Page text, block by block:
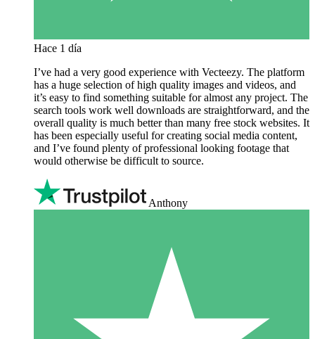
Hace 1 día
I’ve had a very good experience with Vecteezy. The platform
has a huge selection of high quality images and videos, and
it’s easy to find something suitable for almost any project. The
search tools work well downloads are straightforward, and the
overall quality is much better than many free stock websites. It
has been especially useful for creating social media content,
and I’ve found plenty of professional looking footage that
would otherwise be difficult to source.
Anthony